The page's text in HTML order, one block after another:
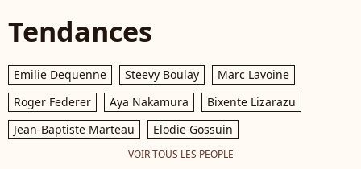
Tendances
Emilie Dequenne Steevy Boulay
Marc Lavoine
Roger Federer
Aya Nakamura
Bixente Lizarazu
Jean-Baptiste Marteau
Elodie Gossuin
VOIR TOUS LES PEOPLE